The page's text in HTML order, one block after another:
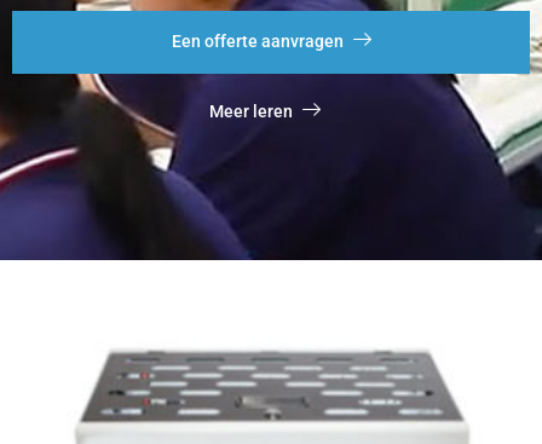
Een offerte aanvragen
Meer leren